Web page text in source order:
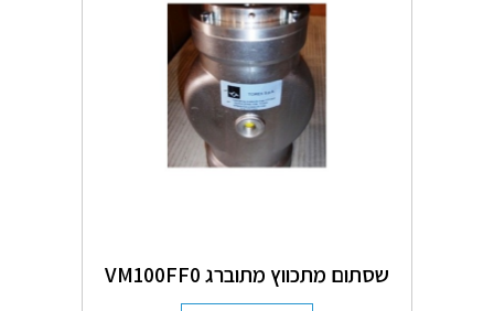
שסתום מתכווץ מתוברג VM100FF0